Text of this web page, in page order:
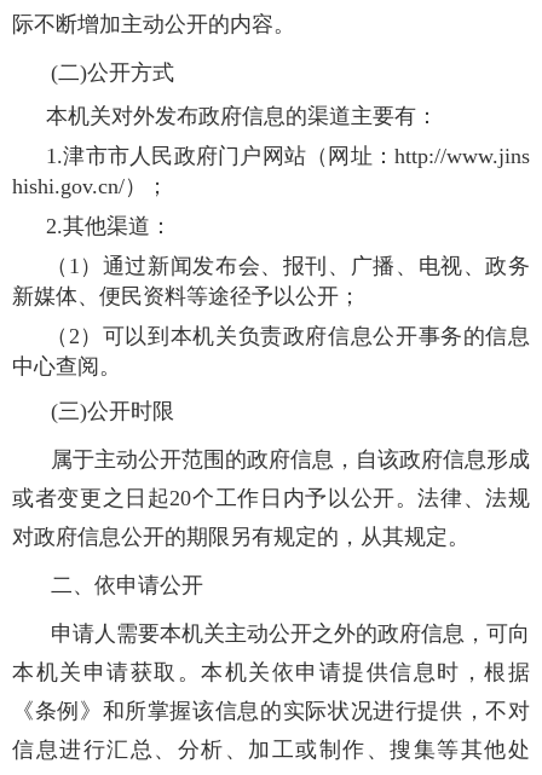
际不断增加主动公开的内容。
(二)公开方式
本机关对外发布政府信息的渠道主要有：
1.津市市人民政府门户网站（网址：http://www.jins
hishi.gov.cn/）；
2.其他渠道：
（1）通过新闻发布会、报刊、广播、电视、政务
新媒体、便民资料等途径予以公开；
（2）可以到本机关负责政府信息公开事务的信息
中心查阅。
(三)公开时限
属于主动公开范围的政府信息，自该政府信息形成
或者变更之日起20个工作日内予以公开。法律、法规
对政府信息公开的期限另有规定的，从其规定。
二、依申请公开
申请人需要本机关主动公开之外的政府信息，可向
本机关申请获取。本机关依申请提供信息时，根据
《条例》和所掌握该信息的实际状况进行提供，不对
信息进行汇总、分析、加工或制作、搜集等其他处